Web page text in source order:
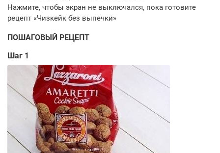
ПОШАГОВЫЙ РЕЦЕПТ
Шаг 1